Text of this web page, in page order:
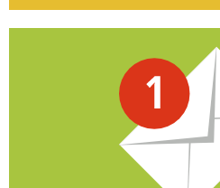
Retrouvez la CGT à côté de
900 organisations
le biais du
CLIQUEZ